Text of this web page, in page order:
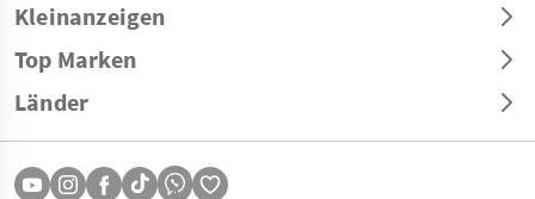
Kleinanzeigen
Top Marken
Länder